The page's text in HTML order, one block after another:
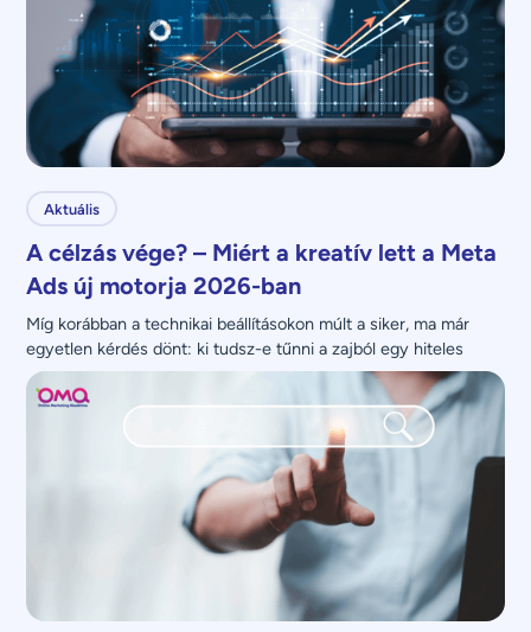
Aktuális
A célzás vége? – Miért a kreatív lett a Meta
Ads új motorja 2026-ban
Míg korábban a technikai beállításokon múlt a siker, ma már
egyetlen kérdés dönt: ki tudsz-e tűnni a zajból egy hiteles
üzenettel?